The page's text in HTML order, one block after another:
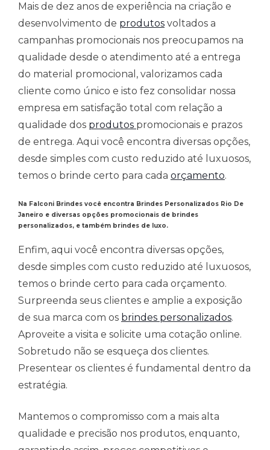
Mais de dez anos de experiência na criação e
desenvolvimento de produtos voltados a
campanhas promocionais nos preocupamos na
qualidade desde o atendimento até a entrega
do material promocional, valorizamos cada
cliente como único e isto fez consolidar nossa
empresa em satisfação total com relação a
qualidade dos produtos promocionais e prazos
de entrega. Aqui você encontra diversas opções,
desde simples com custo reduzido até luxuosos,
temos o brinde certo para cada orçamento.
Na Falconi Brindes você encontra Brindes Personalizados Rio De
Janeiro e diversas opções promocionais de brindes
personalizados, e também brindes de luxo.
Enfim, aqui você encontra diversas opções,
desde simples com custo reduzido até luxuosos,
temos o brinde certo para cada orçamento.
Surpreenda seus clientes e amplie a exposição
de sua marca com os brindes personalizados.
Aproveite a visita e solicite uma cotação online.
Sobretudo não se esqueça dos clientes.
Presentear os clientes é fundamental dentro da
estratégia.
Mantemos o compromisso com a mais alta
qualidade e precisão nos produtos, enquanto,